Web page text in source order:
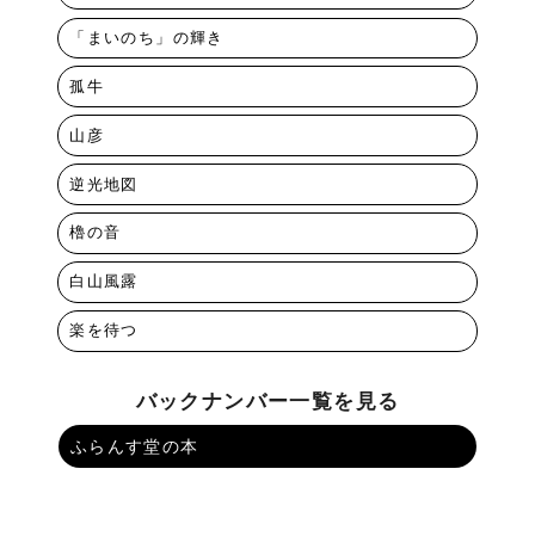
「まいのち」の輝き
孤牛
山彦
逆光地図
櫓の音
白山風露
楽を待つ
バックナンバー一覧を見る
ふらんす堂の本